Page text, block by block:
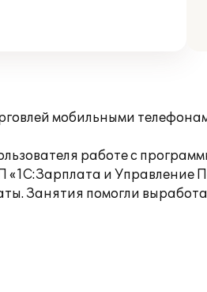
мобильными
работе с
«1С:Зарплата и
Занятия помогли